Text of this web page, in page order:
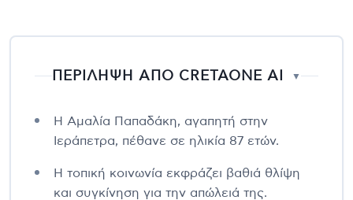
ΠΕΡΙΛΗΨΗ ΑΠΟ CRETAONE AI ▼
Η Αμαλία Παπαδάκη, αγαπητή στην
Ιεράπετρα, πέθανε σε ηλικία 87 ετών.
Η τοπική κοινωνία εκφράζει βαθιά θλίψη
και συγκίνηση για την απώλειά της.